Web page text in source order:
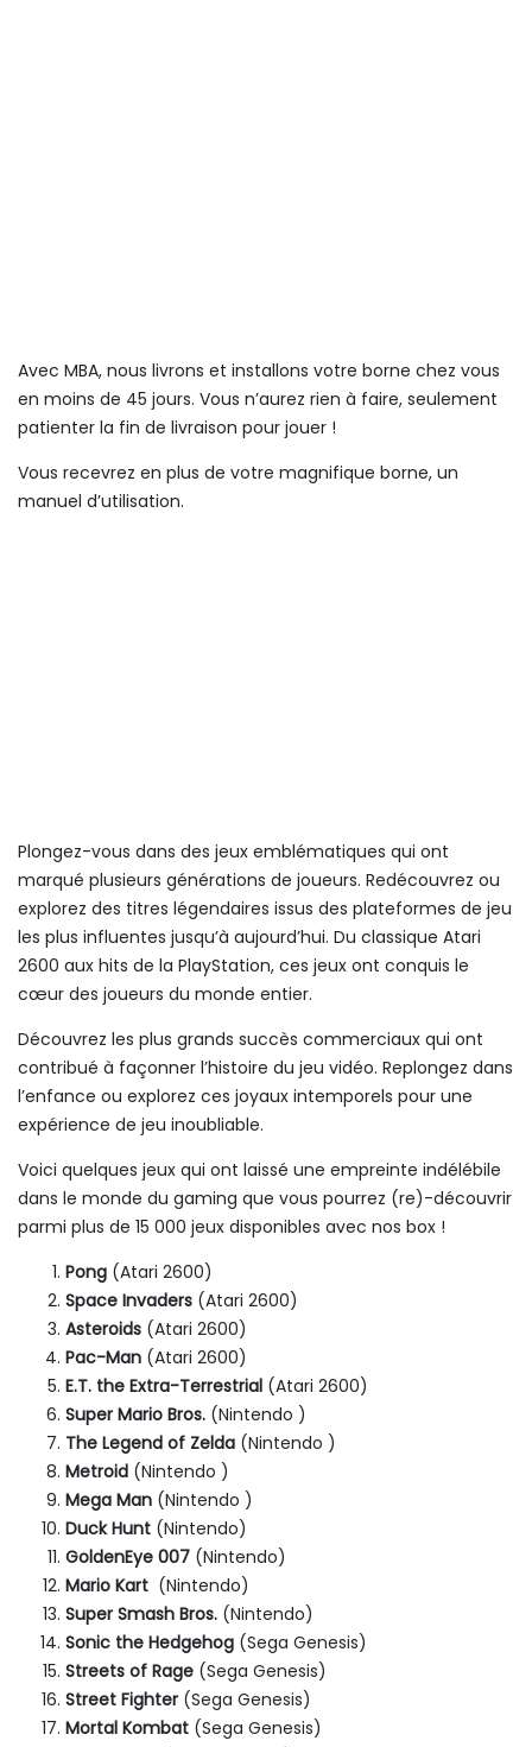
Avec MBA, nous livrons et installons votre borne chez vous
en moins de 45 jours. Vous n’aurez rien à faire, seulement
patienter la fin de livraison pour jouer !
Vous recevrez en plus de votre magnifique borne, un
manuel d’utilisation.
Plongez-vous dans des jeux emblématiques qui ont
marqué plusieurs générations de joueurs. Redécouvrez ou
explorez des titres légendaires issus des plateformes de jeu
les plus influentes jusqu’à aujourd’hui. Du classique Atari
2600 aux hits de la PlayStation, ces jeux ont conquis le
cœur des joueurs du monde entier.
Découvrez les plus grands succès commerciaux qui ont
contribué à façonner l’histoire du jeu vidéo. Replongez dans
l’enfance ou explorez ces joyaux intemporels pour une
expérience de jeu inoubliable.
Voici quelques jeux qui ont laissé une empreinte indélébile
dans le monde du gaming que vous pourrez (re)-découvrir
parmi plus de 15 000 jeux disponibles avec nos box !
Pong (Atari 2600)
Space Invaders (Atari 2600)
Asteroids (Atari 2600)
Pac-Man (Atari 2600)
E.T. the Extra-Terrestrial (Atari 2600)
Super Mario Bros. (Nintendo )
The Legend of Zelda (Nintendo )
Metroid (Nintendo )
Mega Man (Nintendo )
Duck Hunt (Nintendo)
GoldenEye 007 (Nintendo)
Mario Kart (Nintendo)
Super Smash Bros. (Nintendo)
Sonic the Hedgehog (Sega Genesis)
Streets of Rage (Sega Genesis)
Street Fighter (Sega Genesis)
Mortal Kombat (Sega Genesis)